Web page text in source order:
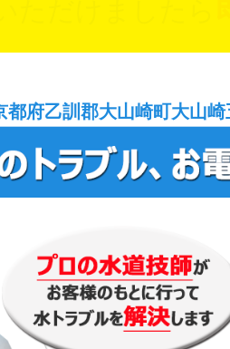
都府乙訓郡大山崎町大山